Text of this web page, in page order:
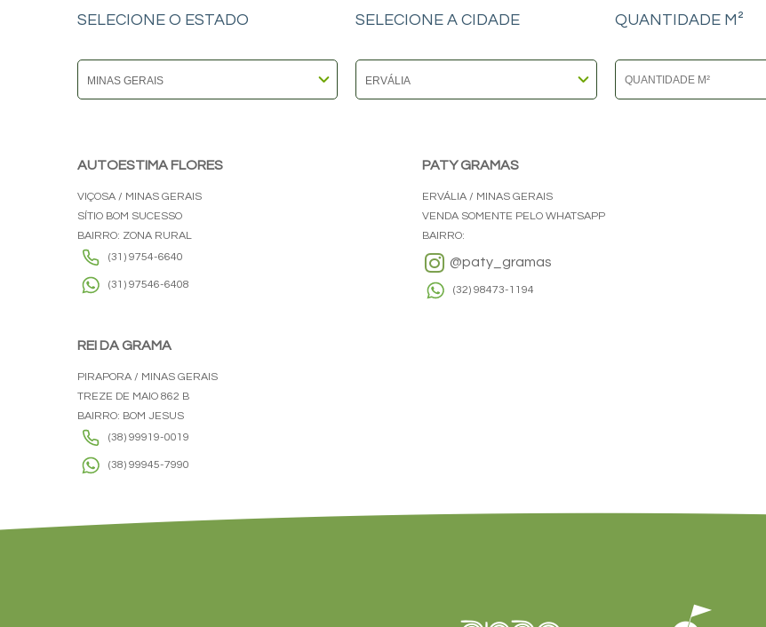
SELECIONE O ESTADO SELECIONE A CIDADE QUANTIDADE M²
AUTOESTIMA FLORES
VIÇOSA / MINAS GERAIS
SÍTIO BOM SUCESSO
BAIRRO: ZONA RURAL
(31) 9754-6640
(31) 97546-6408
PATY GRAMAS
ERVÁLIA / MINAS GERAIS
VENDA SOMENTE PELO WHATSAPP
BAIRRO:
@paty_gramas
(32) 98473-1194
REI DA GRAMA
PIRAPORA / MINAS GERAIS
TREZE DE MAIO 862 B
BAIRRO: BOM JESUS
(38) 99919-0019
(38) 99945-7990